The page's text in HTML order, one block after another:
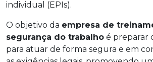
individual (EPIs).
O objetivo da empresa de
segurança do trabalho é preparar
para atuar de forma segura e em